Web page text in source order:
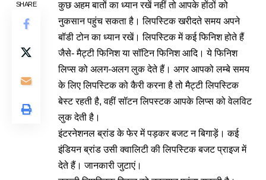
SHARE
कुछ अहम बातों का ध्यान रखें नहीं तो आपके होंठों को
नुकसान पहुंच सकता है। लिपस्टिक खरीदते समय अपने
बॉडी टोन का ध्यान रखें। लिपस्टिक में कई फिनिश होते हैं
जैसे- मैट्टी फिनिश या सॉटिन फिनिश आदि। ये फिनिश
लिप्स को अलग-अलग लुक देते हैं। अगर आपको लम्बे समय
के लिए लिपस्टिक को कैरी करना है तो मैट्टी लिपस्टिक
बेस्ट रहती है, वहीं सॉटन लिपस्टक आपके लिप्स को वेलविट
लुक देती है।
इंटरनेशनल ब्रांड के फेर में पड़कर बजट न बिगाड़ें। कई
इंडियन ब्रांड उसी क्वालिटी की लिपस्टिक बजट प्राइज में
देते हैं। जानकारी जुटाएं।